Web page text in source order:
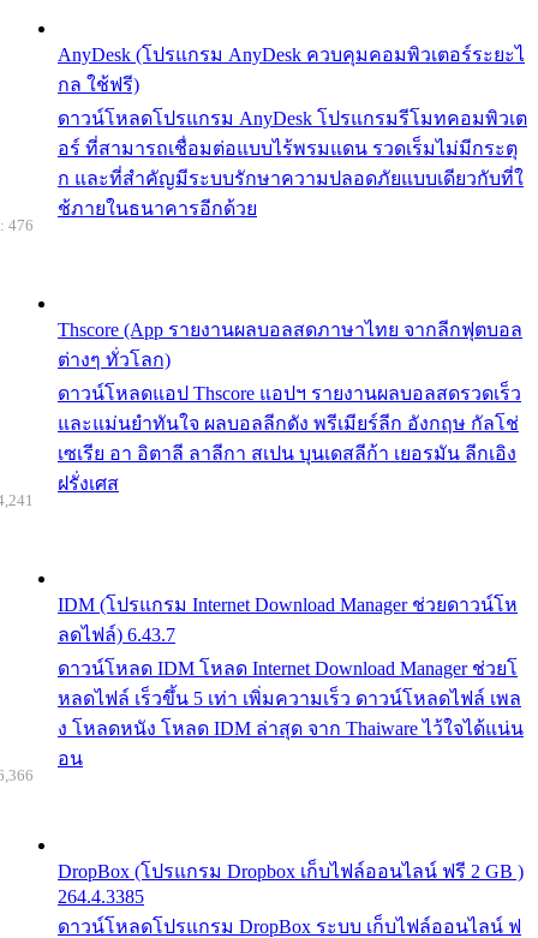
AnyDesk (โปรแกรม AnyDesk ควบคุมคอมพิวเตอร์ระยะไ
กล ใช้ฟรี)
ดาวน์โหลดโปรแกรม AnyDesk โปรแกรมรีโมทคอมพิวเต
อร์ ที่สามารถเชื่อมต่อแบบไร้พรมแดน รวดเร็มไม่มีกระตุ
ก และที่สำคัญมีระบบรักษาความปลอดภัยแบบเดียวกับที่ใ
ช้ภายในธนาคารอีกด้วย
Thscore (App รายงานผลบอลสดภาษาไทย จากลีกฟุตบอล
ต่างๆ ทั่วโลก)
ดาวน์โหลดแอป Thscore แอปฯ รายงานผลบอลสดรวดเร็ว
และแม่นยำทันใจ ผลบอลลีกดัง พรีเมียร์ลีก อังกฤษ กัลโช่
เซเรีย อา อิตาลี ลาลีกา สเปน บุนเดสลีก้า เยอรมัน ลีกเอิง
ฝรั่งเศส
476
IDM (โปรแกรม Internet Download Manager ช่วยดาวน์โห
ลดไฟล์) 6.43.7
ดาวน์โหลด IDM โหลด Internet Download Manager ช่วยโ
หลดไฟล์ เร็วขึ้น 5 เท่า เพิ่มความเร็ว ดาวน์โหลดไฟล์ เพล
ง โหลดหนัง โหลด IDM ล่าสุด จาก Thaiware ไว้ใจได้แน่น
อน
DropBox (โปรแกรม Dropbox เก็บไฟล์ออนไลน์ ฟรี 2 GB )
264.4.3385
ดาวน์โหลดโปรแกรม DropBox ระบบ เก็บไฟล์ออนไลน์ ฟ